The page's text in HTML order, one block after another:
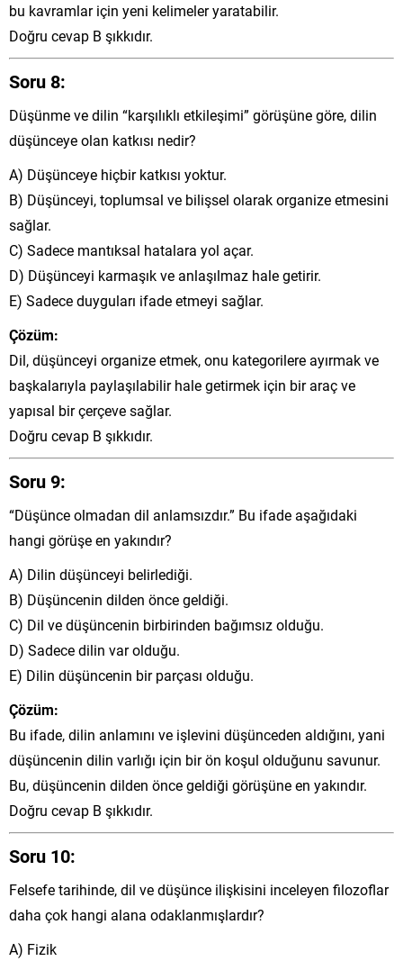
bu kavramlar için yeni kelimeler yaratabilir.
Doğru cevap B şıkkıdır.
Soru 8:
Düşünme ve dilin “karşılıklı etkileşimi” görüşüne göre, dilin
düşünceye olan katkısı nedir?
A) Düşünceye hiçbir katkısı yoktur.
B) Düşünceyi, toplumsal ve bilişsel olarak organize etmesini
sağlar.
C) Sadece mantıksal hatalara yol açar.
D) Düşünceyi karmaşık ve anlaşılmaz hale getirir.
E) Sadece duyguları ifade etmeyi sağlar.
Çözüm:
Dil, düşünceyi organize etmek, onu kategorilere ayırmak ve
başkalarıyla paylaşılabilir hale getirmek için bir araç ve
yapısal bir çerçeve sağlar.
Doğru cevap B şıkkıdır.
Soru 9:
“Düşünce olmadan dil anlamsızdır.” Bu ifade aşağıdaki
hangi görüşe en yakındır?
A) Dilin düşünceyi belirlediği.
B) Düşüncenin dilden önce geldiği.
C) Dil ve düşüncenin birbirinden bağımsız olduğu.
D) Sadece dilin var olduğu.
E) Dilin düşüncenin bir parçası olduğu.
Çözüm:
Bu ifade, dilin anlamını ve işlevini düşünceden aldığını, yani
düşüncenin dilin varlığı için bir ön koşul olduğunu savunur.
Bu, düşüncenin dilden önce geldiği görüşüne en yakındır.
Doğru cevap B şıkkıdır.
Soru 10:
Felsefe tarihinde, dil ve düşünce ilişkisini inceleyen filozoflar
daha çok hangi alana odaklanmışlardır?
A) Fizik